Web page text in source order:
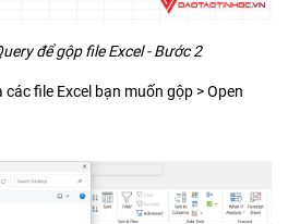
để gộp file Excel - Bước 2
file Excel bạn muốn gộp > Open